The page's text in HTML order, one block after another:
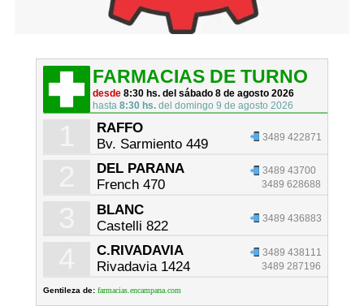
FARMACIAS DE TURNO
desde8:30 hs. del sábado 8 de agosto 2026
hasta8:30 hs. del domingo 9 de agosto 2026
RAFFO
Bv. Sarmiento 449
3489 422871
DEL PARANA
French 470
3489 43700
3489 628688
BLANC
Castelli 822
3489 436883
C.RIVADAVIA
Rivadavia 1424
3489 438111
3489 287196
Gentileza de: farmacias.encampana.com